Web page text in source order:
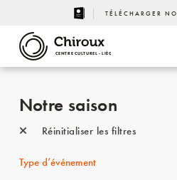
TÉLÉCHARGER
CENTRE CULTUREL - LIÈGE
Notre saison
Réinitialiser les filtres
Type d’événement